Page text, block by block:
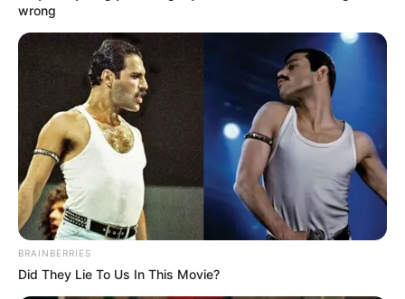
FOLLOW US
CORPORATE
KERJASAMA MULTIPLEKSING
PEDOMAN SIBER
CONTACT US